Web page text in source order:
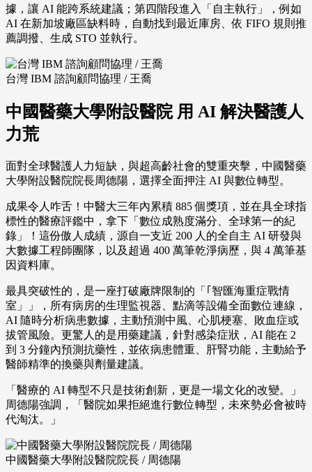
據，讓 AI 能跨系統建議；第四階段進入「自主執行」，例如
AI 在新加坡廠區缺料時，自動找到最近庫房、依 FIFO 規則推
薦調撥、生成 STO 並執行。
台灣 IBM 諮詢顧問協理 / 王喬
中國醫藥大學附設醫院 用 AI 解決醫護人
力荒
面對全球醫護人力短缺，與超高齡社會的雙重夾擊，中國醫藥
大學附設醫院院長周德陽，選擇全面押注 AI 與數位轉型。
成果令人咋舌！中醫大三年內累積 885 個獎項，並在具全球指
標性的醫療評鑑中，拿下「數位成熟度滿分、全球第一的紀
錄」！這份傲人成績，源自一支近 200 人的全自主 AI 研發與
大數據工程師團隊，以及超過 400 萬筆乾淨病歷，與 4 萬筆基
因資料庫。
最具突破性的，是一座打破廠牌限制的「｢智匯海重症戰情
室」」，所有病房的生理監視器、點滴等設備全面數位連線，
AI 隨時分析病患數據，主動預測中風、心肌梗塞、敗血症或
拔管風險。更驚人的是用藥建議，針對感染症狀，AI 能在 2
到 3 分鐘內預測抗藥性，並依病患體重、肝腎功能，主動給予
醫師精準的換藥與劑量建議。
「醫療的 AI 轉型不只是技術創新，更是一場文化的改變。」
周德陽強調，「醫院如果拒絕進行數位轉型，未來勢必會被時
代淘汰。」
中國醫藥大學附設醫院院長 / 周德陽